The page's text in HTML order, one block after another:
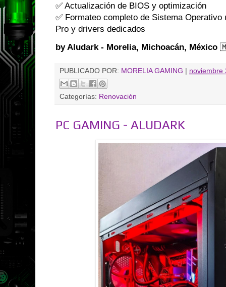
✅ Actualización de BIOS y optimización
✅ Formateo completo de Sistema
Pro y drivers dedicados
by Aludark - Morelia, Michoacán, México
PUBLICADO POR: MORELIA GAMING noviembre
Categorías: Renovación
PC GAMING - ALUDARK